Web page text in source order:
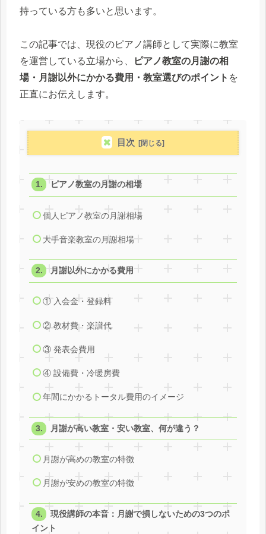
持っている方も多いと思います。
この記事では、現役のピアノ講師として実際に教室
を運営している立場から、
ピアノ教室の月謝の相
場・月謝以外にかかる費用・教室選びのポイント を
正直にお伝えします。
目次
ピアノ教室の月謝の相場
個人ピアノ教室の月謝相場
大手音楽教室の月謝相場
月謝以外にかかる費用
① 入会金・登録料
② 教材費・楽譜代
③ 発表会費用
④ 設備費・冷暖房費
年間にかかるトータル費用のイメージ
月謝が高い教室・安い教室、何が違う？
月謝が高めの教室の特徴
月謝が安めの教室の特徴
現役講師の本音：月謝で損しないための3つのポ
イント